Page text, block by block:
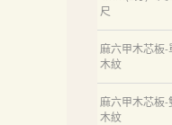
尺
麻六甲木芯板-
木紋
麻六甲木芯板-
木紋